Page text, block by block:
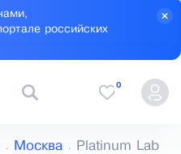
российских
0
Москва Platinum Lab